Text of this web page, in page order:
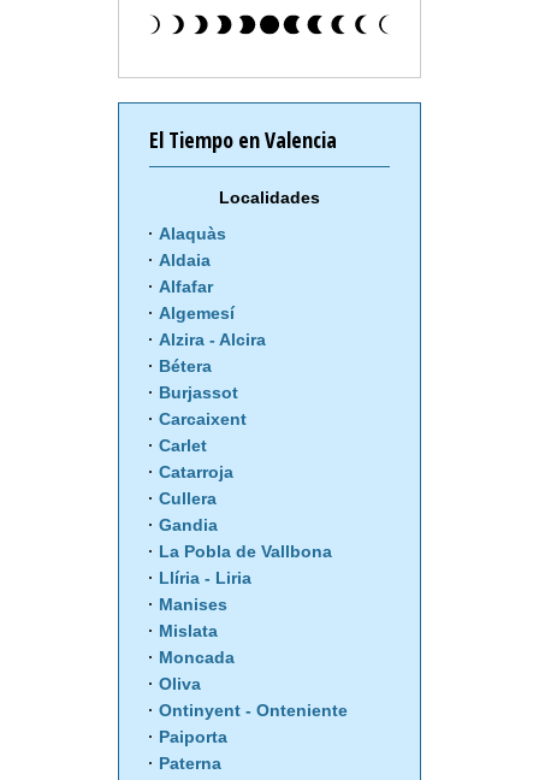
El Tiempo en Valencia
Localidades
Alaquàs
Aldaia
Alfafar
Algemesí
Alzira - Alcira
Bétera
Burjassot
Carcaixent
Carlet
Catarroja
Cullera
Gandia
La Pobla de Vallbona
Llíria - Liria
Manises
Mislata
Moncada
Oliva
Ontinyent - Onteniente
Paiporta
Paterna